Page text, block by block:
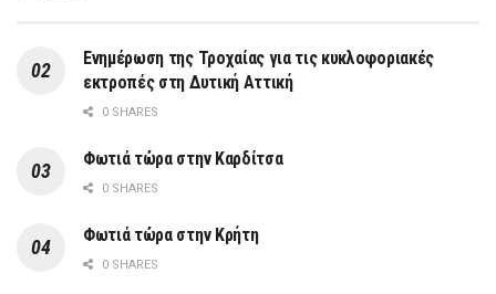
Ενημέρωση της Τροχαίας για τις κυκλοφοριακές
εκτροπές στη Δυτική Αττική
0 SHARES
Φωτιά τώρα στην Καρδίτσα
0 SHARES
Φωτιά τώρα στην Κρήτη
0 SHARES